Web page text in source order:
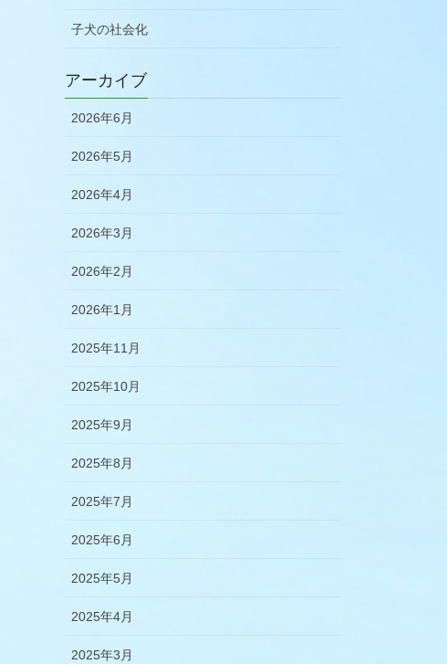
子犬の社会化
アーカイブ
2026年6月
2026年5月
2026年4月
2026年3月
2026年2月
2026年1月
2025年11月
2025年10月
2025年9月
2025年8月
2025年7月
2025年6月
2025年5月
2025年4月
2025年3月